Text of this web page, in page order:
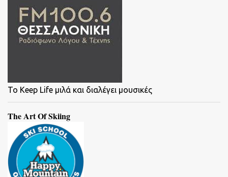
To Keep Life μιλά και διαλέγει μουσικές
The Art Of Skiing